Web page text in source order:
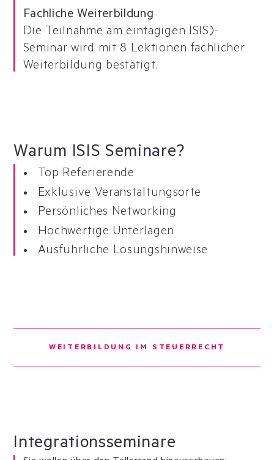
Fachliche Weiterbildung
Die Teilnahme am eintägigen ISIS)-
Seminar wird mit 8 Lektionen fachlicher
Weiterbildung bestätigt.
Warum ISIS Seminare?
Top Referierende
Exklusive Veranstaltungsorte
Persönliches Networking
Hochwertige Unterlagen
Ausführliche Lösungshinweise
WEITERBILDUNG IM STEUERRECHT
Integrationsseminare